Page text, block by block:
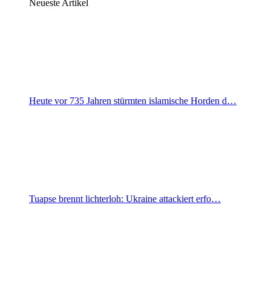
Neueste Artikel
Heute vor 735 Jahren stürmten islamische Horden d…
Tuapse brennt lichterloh: Ukraine attackiert erfo…